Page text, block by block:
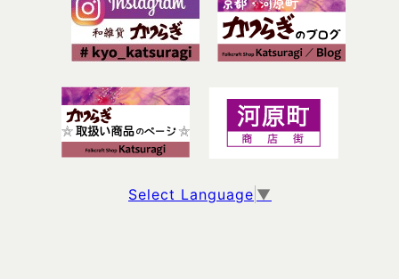
Select Language ▼